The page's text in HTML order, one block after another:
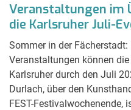
Veranstaltungen im
die Karlsruher Juli-
Sommer in der Fächerstadt:
Veranstaltungen können
Karlsruher durch den Juli
Durlach, über den
FEST-Festivalwochenende,